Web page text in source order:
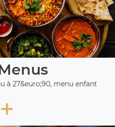
à 27&euro;90, menu enfant
+